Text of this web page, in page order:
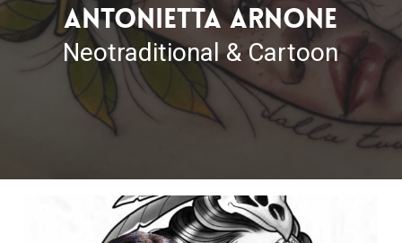
Antonietta Arnone
Neotraditional & Cartoon